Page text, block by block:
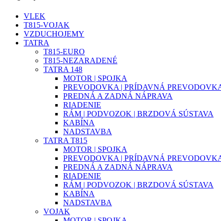
VLEK
T815-VOJAK
VZDUCHOJEMY
TATRA
T815-EURO
T815-NEZARADENÉ
TATRA 148
MOTOR | SPOJKA
PREVODOVKA | PRÍDAVNÁ
PREDNÁ A ZADNÁ NÁPRAVA
RIADENIE
RÁM | PODVOZOK | BRZDOVÁ SÚSTAVA
KABÍNA
NADSTAVBA
TATRA T815
MOTOR | SPOJKA
PREVODOVKA | PRÍDAVNÁ
PREDNÁ A ZADNÁ NÁPRAVA
RIADENIE
RÁM | PODVOZOK | BRZDOVÁ SÚSTAVA
KABÍNA
NADSTAVBA
VOJAK